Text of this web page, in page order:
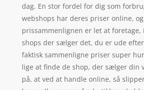
dag. En stor fordel for dig som
webshops har deres priser online, og
prissammenlignen er let at foretage,
shops der sælger det, du er ude
faktisk sammenligne priser super
lige at finde de shop, der sælger din
på, at ved at handle online, så